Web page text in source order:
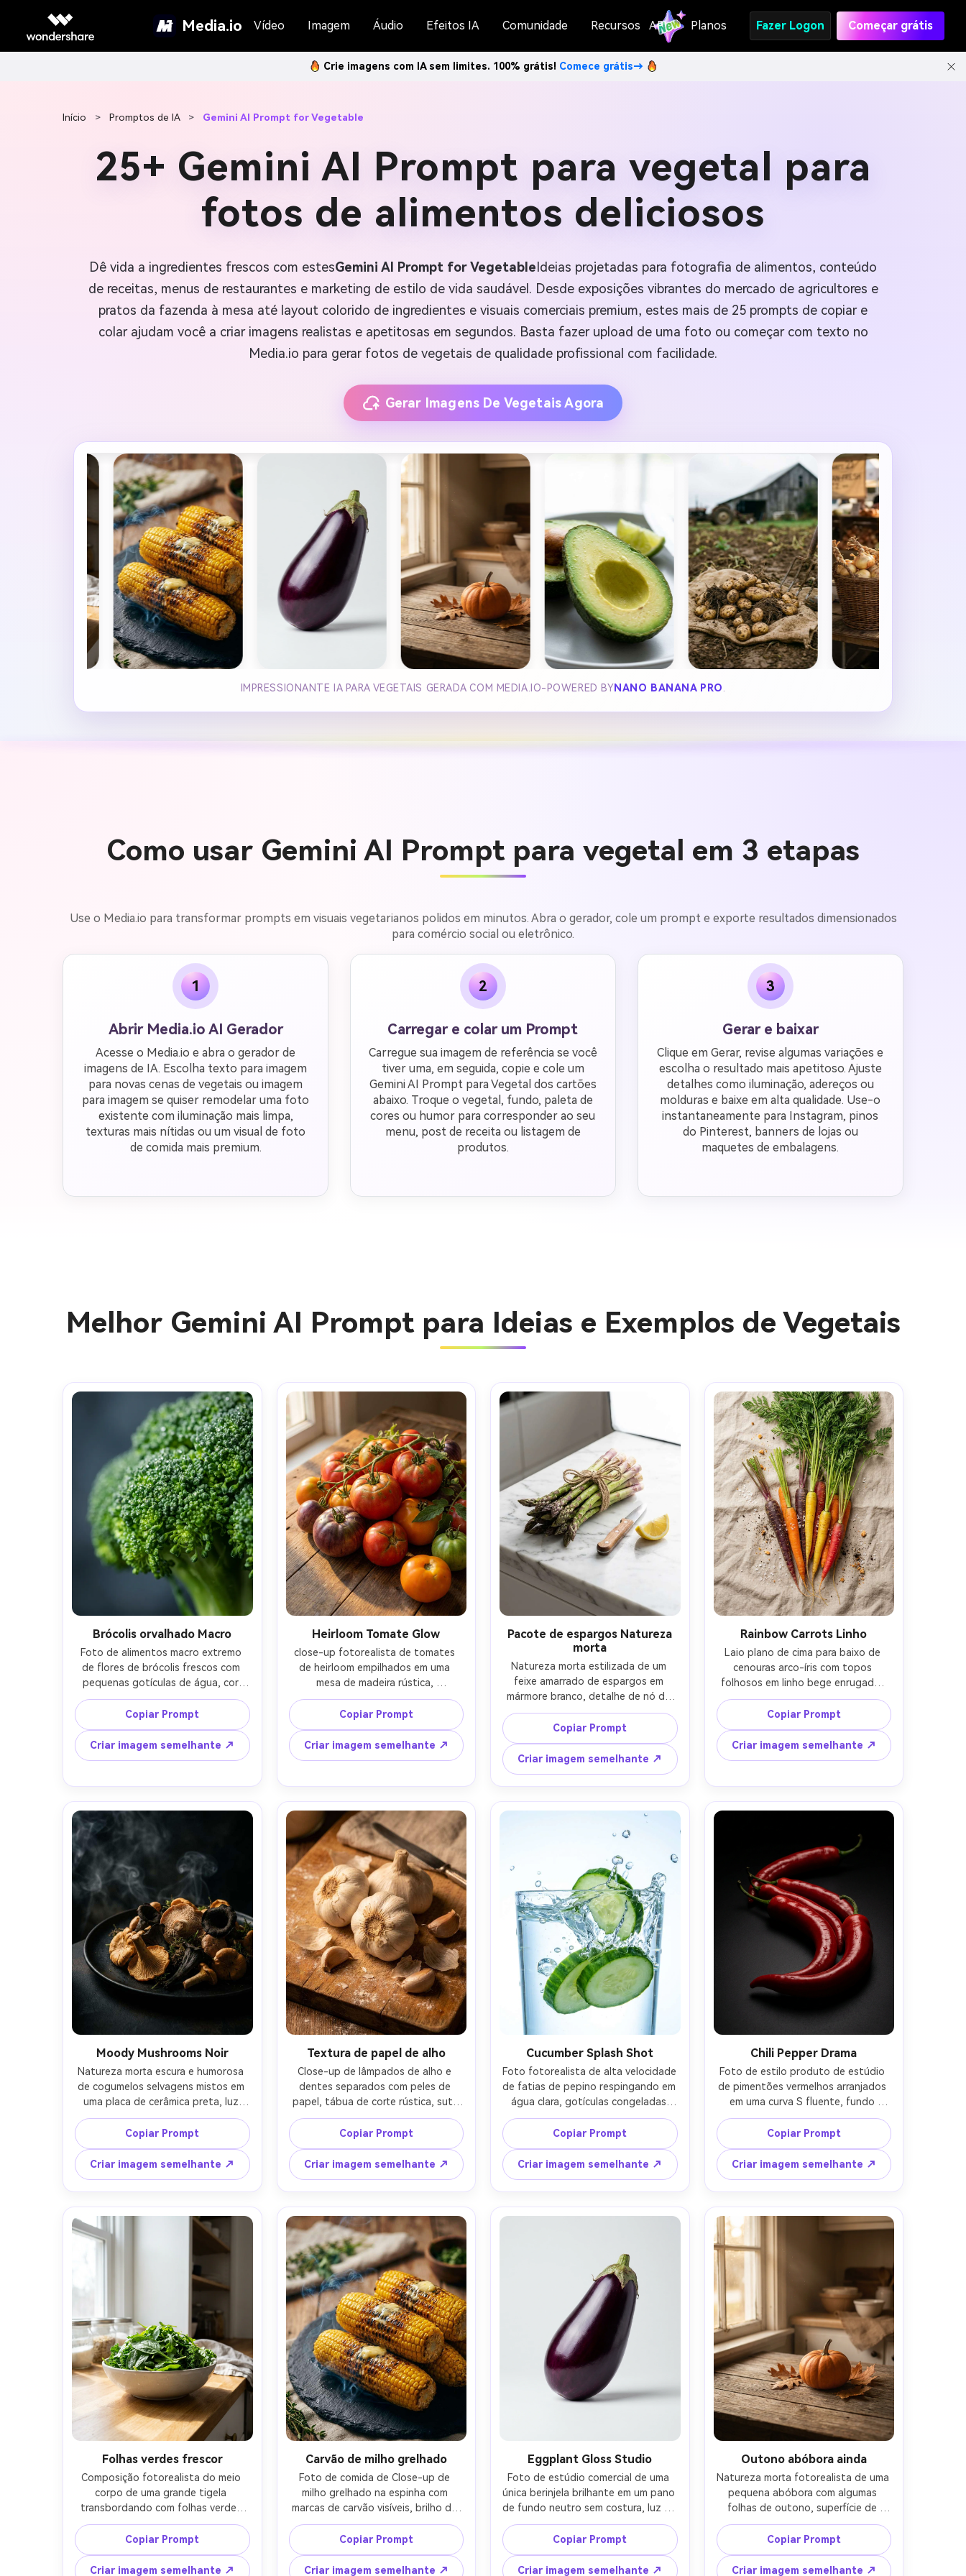
Media.io Vídeo Imagem Áudio Efeitos IA Comunidade Recursos API Planos Fazer Logon Começar grátis
Crie imagens com IA sem limites. 100% grátis! Comece grátis→
Início > Promptos de IA > Gemini AI Prompt for Vegetable
25+ Gemini AI Prompt para vegetal para
fotos de alimentos deliciosos
Dê vida a ingredientes frescos com estesGemini AI Prompt for Vegetable Ideias projetadas para fotografia de alimentos, conteúdo
de receitas, menus de restaurantes e marketing de estilo de vida saudável. Desde exposições vibrantes do mercado de agricultores e
pratos da fazenda à mesa até layout colorido de ingredientes e visuais comerciais premium, estes mais de 25 prompts de copiar e
colar ajudam você a criar imagens realistas e apetitosas em segundos. Basta fazer upload de uma foto ou começar com texto no
Media.io para gerar fotos de vegetais de qualidade profissional com facilidade.
Gerar Imagens De Vegetais Agora
IMPRESSIONANTE IA PARA VEGETAIS GERADA COM MEDIA.IO-POWERED BYNANO BANANA PRO
Como usar Gemini AI Prompt para vegetal em 3 etapas
Use o Media.io para transformar prompts em visuais vegetarianos polidos em minutos. Abra o gerador, cole um prompt e exporte resultados dimensionados
para comércio social ou eletrônico.
1
Abrir Media.io AI Gerador
Acesse o Media.io e abra o gerador de
imagens de IA. Escolha texto para imagem
para novas cenas de vegetais ou imagem
para imagem se quiser remodelar uma foto
existente com iluminação mais limpa,
texturas mais nítidas ou um visual de foto
de comida mais premium.
2
Carregar e colar um Prompt
Carregue sua imagem de referência se você
tiver uma, em seguida, copie e cole um
Gemini AI Prompt para Vegetal dos cartões
abaixo. Troque o vegetal, fundo, paleta de
cores ou humor para corresponder ao seu
menu, post de receita ou listagem de
produtos.
3
Gerar e baixar
Clique em Gerar, revise algumas variações e
escolha o resultado mais apetitoso. Ajuste
detalhes como iluminação, adereços ou
molduras e baixe em alta qualidade. Use-o
instantaneamente para Instagram, pinos
do Pinterest, banners de lojas ou
maquetes de embalagens.
Melhor Gemini AI Prompt para Ideias e Exemplos de Vegetais
Brócolis orvalhado Macro
Foto de alimentos macro extremo
de flores de brócolis frescos com
pequenas gotículas de água, cor
verde vívida, textura nítida,
profundidade de campo rasa, luz de
estúdio suave e difusa, fundo de
ardósia escura com grão sutil, tirado
em Sony A7R IV, lente macro de
detalhes de alto contraste,
gradação de cores de fotografia de
alimentos editoriais-AR 4:5
Copiar Prompt
Criar imagem semelhante ↗
Heirloom Tomate Glow
close-up fotorealista de tomates
de heirloom empilhados em uma
mesa de madeira rústica,
imperfeições naturais e cascas
foscas, algumas videiras e folhas de
tomate, luz quente da janela da
esquerda, queda de sombra suave,
olhar da lente de 50mm,
tons quentes ricos, fotografia de
livro de receitas de alta qualidade,
textura ultra-realista-AR 4:5
Copiar Prompt
Criar imagem semelhante ↗
Pacote de espargos Natureza
morta
Natureza morta estilizada de um
feixe amarrado de espargos em
mármore branco, detalhe de nó de
corda, uma pequena faca de
descascar e cunha de limão como
adereços, composição mínima limpa,
iluminação softbox brilhante,
destaques nítidos, tirado em Canon
EOS R5, lente de 85mm, f/3.2,
fotorealista, estética de cozinha
Copiar Prompt
Criar imagem semelhante ↗
Rainbow Carrots Linho
Laio plano de cima para baixo de
cenouras arco-íris com topos
folhosos em linho bege enrugado,
flocos de sal marinho espalhados,
paleta terrosa, luz do dia suave,
sombras suaves, tirado como uma
foto de estilo de comida do
Pinterest, ultra-realista, alta
espaço negativo limpo para texto,
lente de 85mm, profundidade de
Copiar Prompt
Criar imagem semelhante ↗
Moody Mushrooms Noir
Natureza morta escura e humorosa
de cogumelos selvagens mistos em
uma placa de cerâmica preta, luz
lateral dramática com sombras
profundas, fundo esfumaçado,
brancas e texturas visíveis,
classificação de cores
cinematográfica, tirada em Nikon Z7
II, lente de 105mm, f/2.5,
fotorealista, alto detalhe,
fotografia de alimentos de belas
Copiar Prompt
Criar imagem semelhante ↗
Textura de papel de alho
Close-up de lâmpados de alho e
dentes separados com peles de
papel, tábua de corte rústica, sutil
poeira de farinha, luz de cozinha de
tungstênio quente, profundidade
de campo rasa, olhar da lente de
35mm, poros realistas e detalhes
fibrosos, foto de comida editorial
com contraste rico-AR 4:5
Copiar Prompt
Criar imagem semelhante ↗
Cucumber Splash Shot
Foto fotorealista de alta velocidade
de fatias de pepino respingando em
água clara, gotículas congeladas
nítidas, fundo limpo brilhante,
iluminação estroboscópica dura,
foco ultra nítido, fotografia
comercial estilo bebida, tirado em
olhar de lente de 70mm, tons verdes
vibrantes, destaques brilhantes-AR
4:5
Copiar Prompt
Criar imagem semelhante ↗
Chili Pepper Drama
Foto de estilo produto de estúdio
de pimentões vermelhos arranjados
em uma curva S fluente, fundo
preto, luz dramática da borda,
destaques especulares brilhantes,
textura de pele ultra-realista, tirada
em Sony A7IV, lente de 90mm, f/4,
alto contraste, estilo de fotografia
de anúncios premium-AR 4:5
Copiar Prompt
Criar imagem semelhante ↗
Folhas verdes frescor
Composição fotorealista do meio
corpo de uma grande tigela
transbordando com folhas verdes
(espinafre, rucola, couve) em um
balcão de cozinha brilhante, fundo
branco arejado, luz da janela suave,
sombras naturais, olhar da lente de
Copiar Prompt
Criar imagem semelhante ↗
Carvão de milho grelhado
Foto de comida de Close-up de
milho grelhado na espinha com
marcas de carvão visíveis, brilho de
manteiga escovada, névoa de
fumaça leve, placa de ardósia
escura, iluminação lateral quente,
profundidade de campo rasa, tirada
Copiar Prompt
Criar imagem semelhante ↗
Eggplant Gloss Studio
Foto de estúdio comercial de uma
única berinjela brilhante em um pano
de fundo neutro sem costura, luz da
chave softbox e preenchimento
suave, definição de borda nítida,
destaques roxos realistas, sombra
mínima, tirado em olhar de lente de
Copiar Prompt
Criar imagem semelhante ↗
Outono abóbora ainda
Natureza morta fotorealista de uma
pequena abóbora com algumas
folhas de outono, superfície de
madeira rústica, luz quente da janela
da hora dourada, motes de poeira
sutis, profundidade de campo rasa,
olhar da lente de 50mm, tons
Copiar Prompt
Criar imagem semelhante ↗